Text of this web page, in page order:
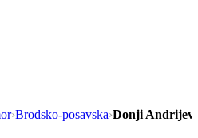
›Brodsko-posavska›Donji